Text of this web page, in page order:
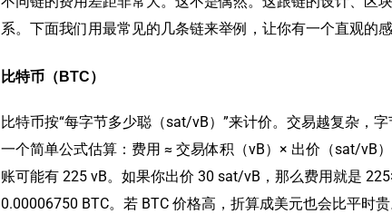
系。下面我们用最常见的几条链来举例，让你有一个直观的感
比特币（BTC）
比特币按“每字节多少聪（sat/vB）”来计价。交易越复杂，
一个简单公式估算：费用 ≈ 交易体积（vB）× 出价（sat/vB
账可能有 225 vB。如果你出价 30 sat/vB，那么费用就是
0.00006750 BTC。若 BTC 价格高，折算成美元也会比平时